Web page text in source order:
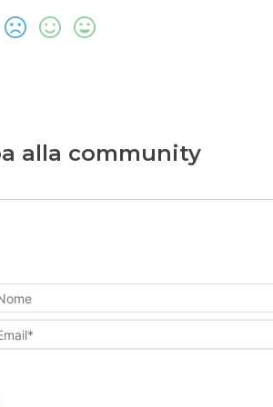
alla community